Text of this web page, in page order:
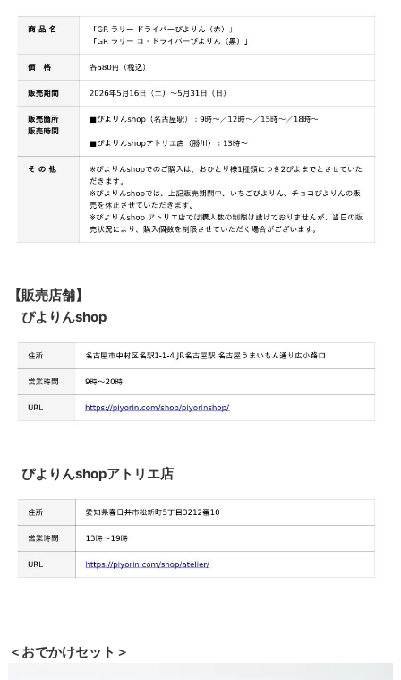
【販売店舗】
ぴよりんshop
ぴよりんshopアトリエ店
＜おでかけセット＞